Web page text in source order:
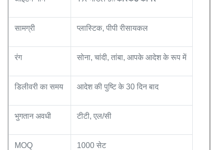
सामग्री प्लास्टिक, पीपी रीसायकल
रंग सोना, चांदी, तांबा, आपके आदेश के रूप में
डिलीवरी का समय आदेश की पुष्टि के 30 दिन बाद
भुगतान अवधी टीटी, एल/सी
MOQ 1000 सेट